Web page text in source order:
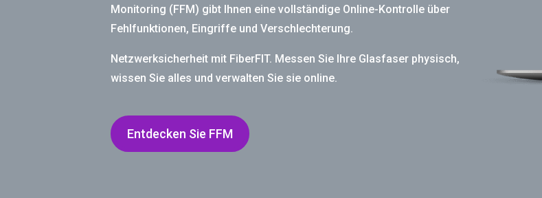
Monitoring (FFM) gibt Ihnen eine vollständige Online-Kontrolle über
Fehlfunktionen, Eingriffe und Verschlechterung.
Netzwerksicherheit mit FiberFIT. Messen Sie Ihre Glasfaser physisch,
wissen Sie alles und verwalten Sie sie online.
Entdecken Sie FFM